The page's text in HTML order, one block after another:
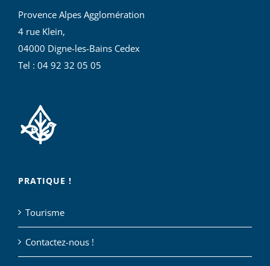
Provence Alpes Agglomération
4 rue Klein,
04000 Digne-les-Bains Cedex
Tel : 04 92 32 05 05
PRATIQUE !
Tourisme
Contactez-nous !